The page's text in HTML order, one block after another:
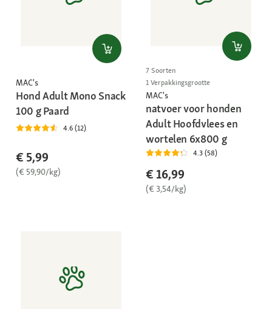
MAC's
Hond Adult Mono Snack
100 g Paard
4.6 (12)
€ 5,99
(€ 59,90/kg)
7 Soorten
1 Verpakkingsgrootte
MAC's
natvoer voor honden
Adult Hoofdvlees en
wortelen 6x800 g
4.3 (58)
€ 16,99
(€ 3,54/kg)